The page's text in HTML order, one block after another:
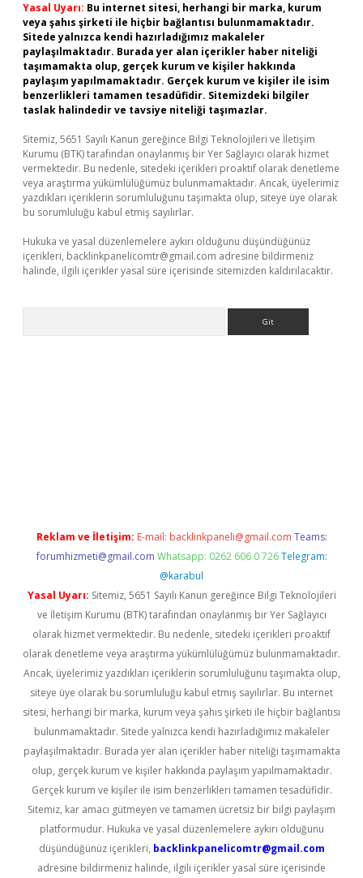
Yasal Uyarı: Bu internet sitesi, herhangi bir marka, kurum
veya şahıs şirketi ile hiçbir bağlantısı bulunmamaktadır.
Sitede yalnızca kendi hazırladığımız makaleler
paylaşılmaktadır. Burada yer alan içerikler haber niteliği
taşımamakta olup, gerçek kurum ve kişiler hakkında
paylaşım yapılmamaktadır. Gerçek kurum ve kişiler ile isim
benzerlikleri tamamen tesadüfidir. Sitemizdeki bilgiler
taslak halindedir ve tavsiye niteliği taşımazlar.
Sitemiz, 5651 Sayılı Kanun gereğince Bilgi Teknolojileri ve İletişim
Kurumu (BTK) tarafından onaylanmış bir Yer Sağlayıcı olarak hizmet
vermektedir. Bu nedenle, sitedeki içerikleri proaktif olarak denetleme
veya araştırma yükümlülüğümüz bulunmamaktadır. Ancak, üyelerimiz
yazdıkları içeriklerin sorumluluğunu taşımakta olup, siteye üye olarak
bu sorumluluğu kabul etmiş sayılırlar.
Hukuka ve yasal düzenlemelere aykırı olduğunu düşündüğünüz
içerikleri, backlinkpanelicomtr@gmail.com adresine bildirmeniz
halinde, ilgili içerikler yasal süre içerisinde sitemizden kaldırılacaktır.
Reklam ve İletişim: E-mail: backlinkpaneli@gmail.com Teams:
forumhizmeti@gmail.com Whatsapp: 0262 606 0 726 Telegram:
@karabul
Yasal Uyarı: Sitemiz, 5651 Sayılı Kanun gereğince Bilgi Teknolojileri
ve İletişim Kurumu (BTK) tarafından onaylanmış bir Yer Sağlayıcı
olarak hizmet vermektedir. Bu nedenle, sitedeki içerikleri proaktif
olarak denetleme veya araştırma yükümlülüğümüz bulunmamaktadır.
Ancak, üyelerimiz yazdıkları içeriklerin sorumluluğunu taşımakta olup,
siteye üye olarak bu sorumluluğu kabul etmiş sayılırlar. Bu internet
sitesi, herhangi bir marka, kurum veya şahıs şirketi ile hiçbir bağlantısı
bulunmamaktadır. Sitede yalnızca kendi hazırladığımız makaleler
paylaşılmaktadır. Burada yer alan içerikler haber niteliği taşımamakta
olup, gerçek kurum ve kişiler hakkında paylaşım yapılmamaktadır.
Gerçek kurum ve kişiler ile isim benzerlikleri tamamen tesadüfidir.
Sitemiz, kar amacı gütmeyen ve tamamen ücretsiz bir bilgi paylaşım
platformudur. Hukuka ve yasal düzenlemelere aykırı olduğunu
düşündüğünüz içerikleri, backlinkpanelicomtr@gmail.com
adresine bildirmeniz halinde, ilgili içerikler yasal süre içerisinde